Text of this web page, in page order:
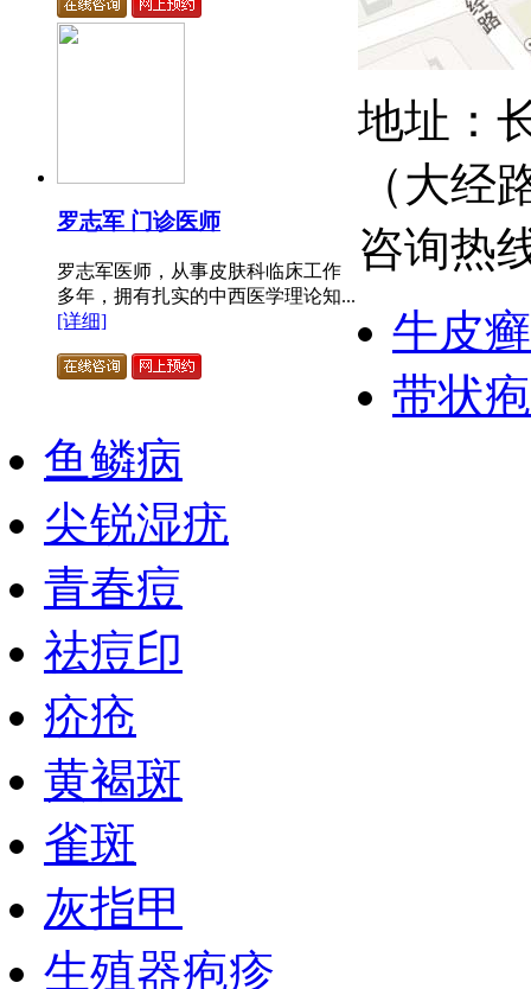
罗志军 门诊医师
罗志军医师，从事皮肤科临床工作
多年，拥有扎实的中西医学理论知...
[详细]
地址：
（大经
咨询热
牛皮癣
带状
鱼鳞病
尖锐湿疣
青春痘
祛痘印
疥疮
黄褐斑
雀斑
灰指甲
生殖器疱疹